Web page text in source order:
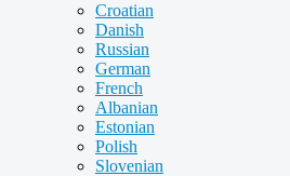
Croatian
Danish
Russian
German
French
Albanian
Estonian
Polish
Slovenian